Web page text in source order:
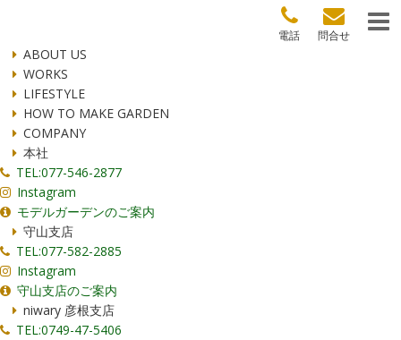
問合せ
電話
ABOUT US
WORKS
LIFESTYLE
HOW TO MAKE GARDEN
COMPANY
本社
TEL:077-546-2877
Instagram
モデルガーデンのご案内
守山支店
TEL:077-582-2885
Instagram
守山支店のご案内
niwary 彦根支店
TEL:0749-47-5406